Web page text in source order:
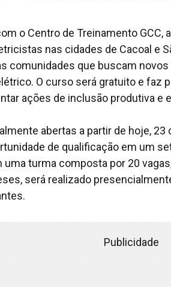
o Centro de Treinamento
nas cidades de Cacoal e
comunidades que buscam
O curso será gratuito e
ações de inclusão produtiva e
abertas a partir de hoje, 23
de qualificação em um
uma turma composta por 20
será realizado
Publicidade